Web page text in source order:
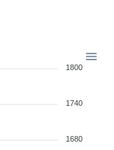
1800
1740
1680